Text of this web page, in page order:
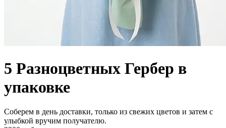
5 Разноцветных Гербер в
упаковке
Соберем в день доставки, только из свежих цветов и затем с
улыбкой вручим получателю.